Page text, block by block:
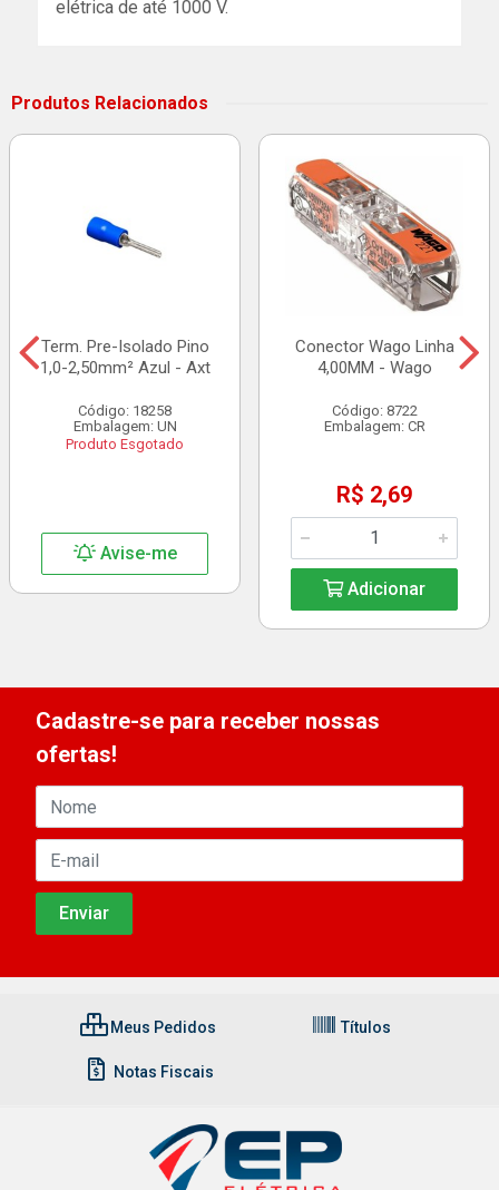
elétrica de até 1000 V.
Produtos Relacionados
Term. Pre-Isolado Pino
1,0-2,50mm² Azul - Axt
Código: 18258
Embalagem: UN
Produto Esgotado
Avise-me
Conector Wago Linha
4,00MM - Wago
Código: 8722
Embalagem: CR
R$ 2,69
Adicionar
Cadastre-se para receber nossas
ofertas!
Meus Pedidos Títulos
Notas Fiscais